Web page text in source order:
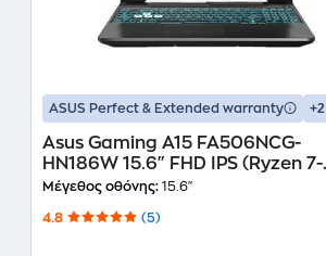
ASUS Perfect & Extended warranty +2
Asus Gaming A15 FA506NCG-
HN186W 15.6" FHD IPS (Ryzen 7-
7445HS/16GB/512GB SSD/
Μέγεθος οθόνης: 15.6"
4.8 (5)